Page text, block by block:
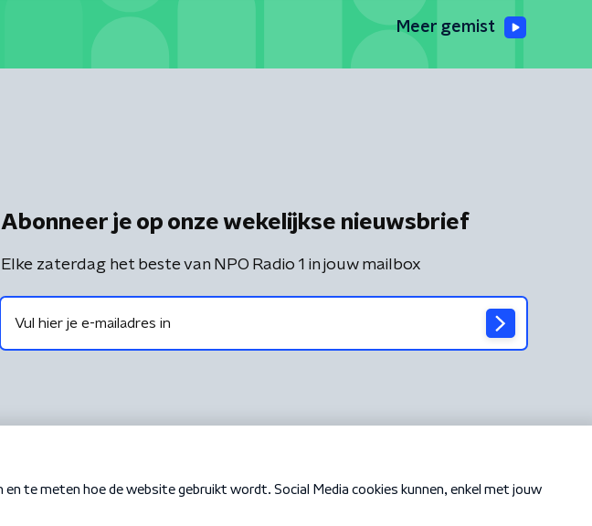
Meer gemist
Abonneer je op onze wekelijkse nieuwsbrief
Elke zaterdag het beste van NPO Radio 1 in jouw mailbox